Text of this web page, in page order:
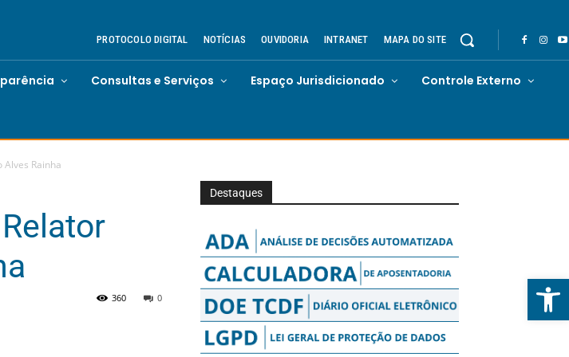
Abrir
PROTOCOLO DIGITAL NOTÍCIAS OUVIDORIA INTRANET MAPA DO SITE
Consultas e Serviços Espaço Jurisdicionado Controle Externo
Alves Rainha
0
360
Destaques